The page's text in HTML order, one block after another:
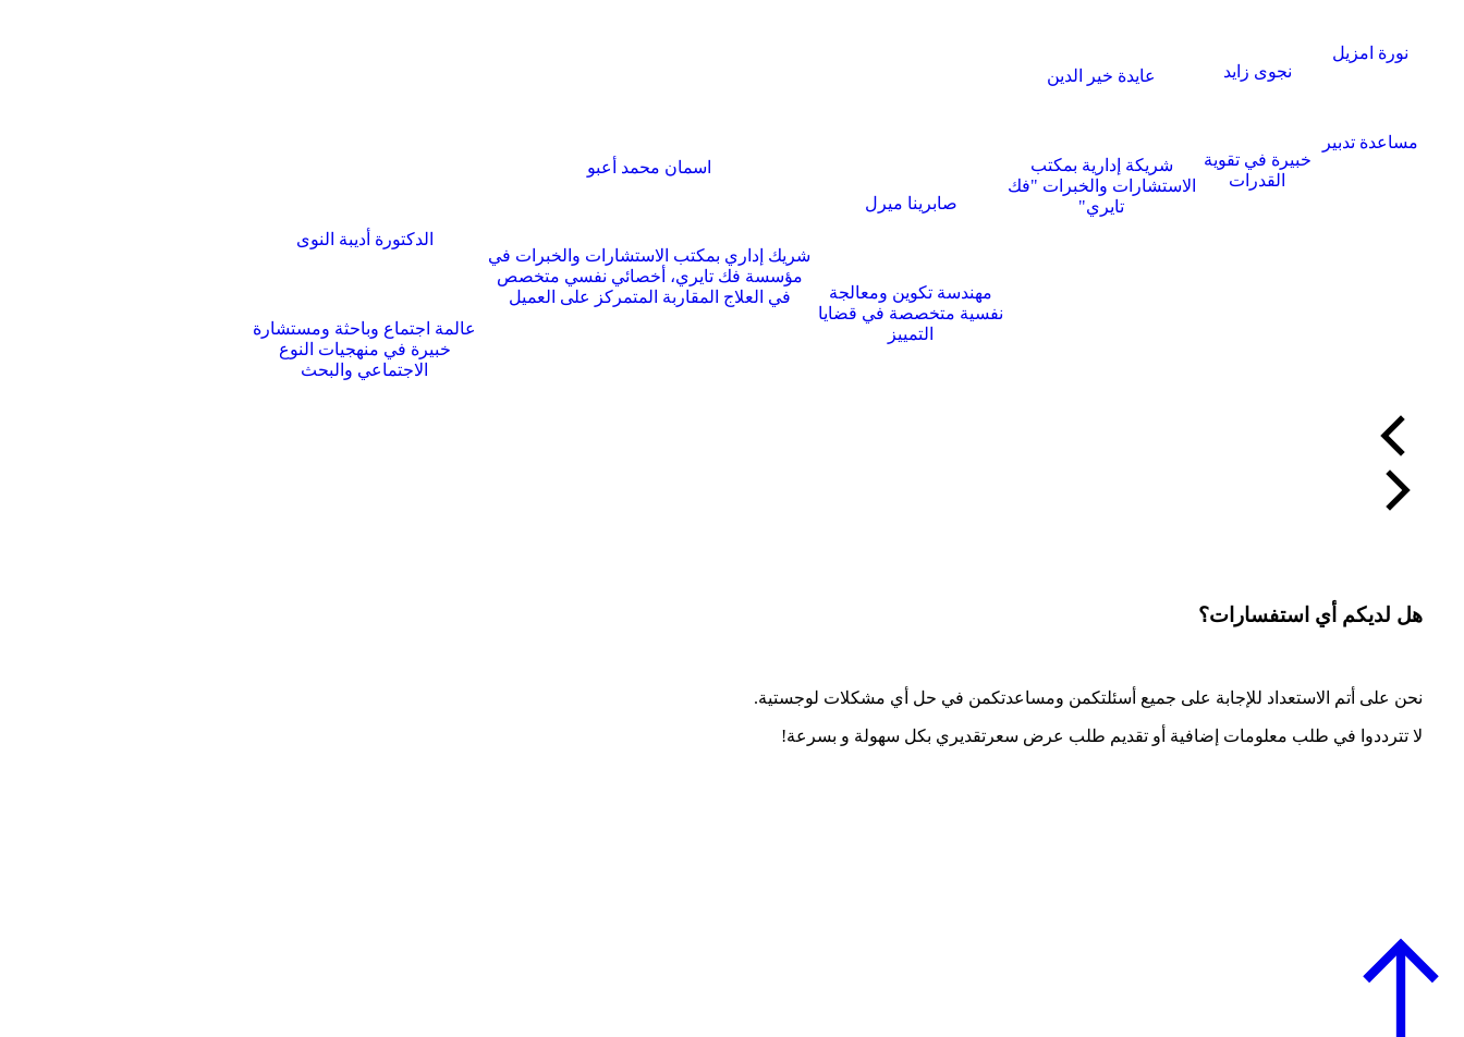
نورة امزيل
مساعدة تدبير
نجوى زايد
خبيرة في تقوية
القدرات
عايدة خير الدين
شريكة إدارية بمكتب
الاستشارات والخبرات "فك
تايري"
صابرينا ميرل
مهندسة تكوين ومعالجة
نفسية متخصصة في قضايا
التمييز
اسمان محمد أعبو
شريك إداري بمكتب الاستشارات والخبرات في
مؤسسة فك تايري، أخصائي نفسي متخصص
في العلاج المقاربة المتمركز على العميل
الدكتورة أديبة النوى
عالمة اجتماع وباحثة ومستشارة
خبيرة في منهجيات النوع
الاجتماعي والبحث
هل لديكم أي استفسارات؟
نحن على أتم الاستعداد للإجابة على جميع أسئلتكمن ومساعدتكمن في حل أي مشكلات لوجستية.
لا تترددوا في طلب معلومات إضافية أو تقديم طلب عرض سعرتقديري بكل سهولة و بسرعة!